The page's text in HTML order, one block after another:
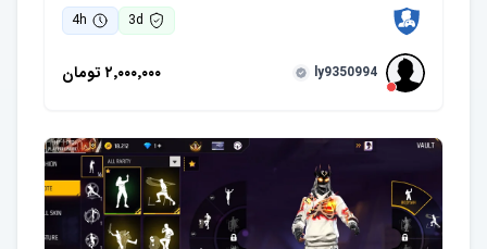
3d
4h
ly9350994 ۲٬۰۰۰٬۰۰۰تومان